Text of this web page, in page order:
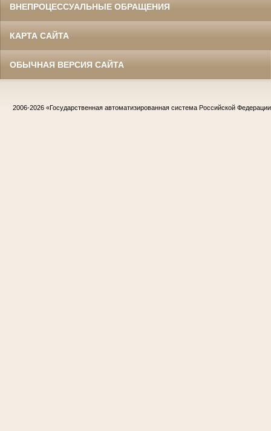
ВНЕПРОЦЕССУАЛЬНЫЕ ОБРАЩЕНИЯ
КАРТА САЙТА
ОБЫЧНАЯ ВЕРСИЯ САЙТА
2006-2026 «Государственная автоматизированная система Российской